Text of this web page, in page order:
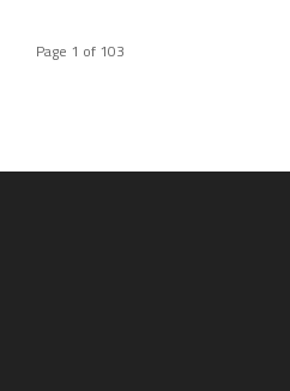
Page 1 of 103